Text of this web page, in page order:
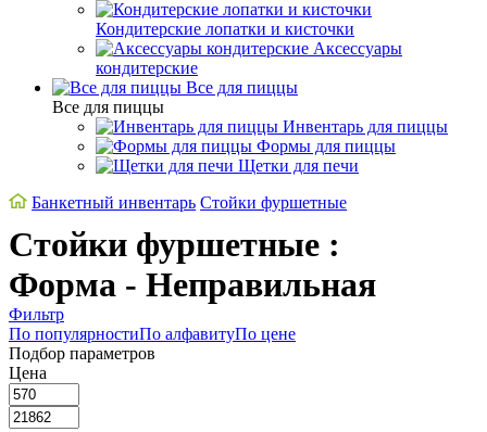
Кондитерские лопатки и кисточки
Аксессуары
кондитерские
Все для пиццы
Все для пиццы
Инвентарь для пиццы
Формы для пиццы
Щетки для печи
Банкетный инвентарь Стойки фуршетные
Стойки фуршетные :
Форма - Неправильная
Фильтр
По популярностиПо алфавитуПо цене
Подбор параметров
Цена